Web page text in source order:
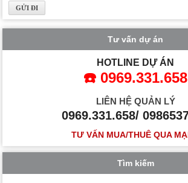
Tư vấn dự án
HOTLINE DỰ ÁN
☎️ 0969.331.658
LIÊN HỆ QUẢN LÝ
0969.331.658/
TƯ VẤN MUA/THUÊ QUA
Tìm kiếm